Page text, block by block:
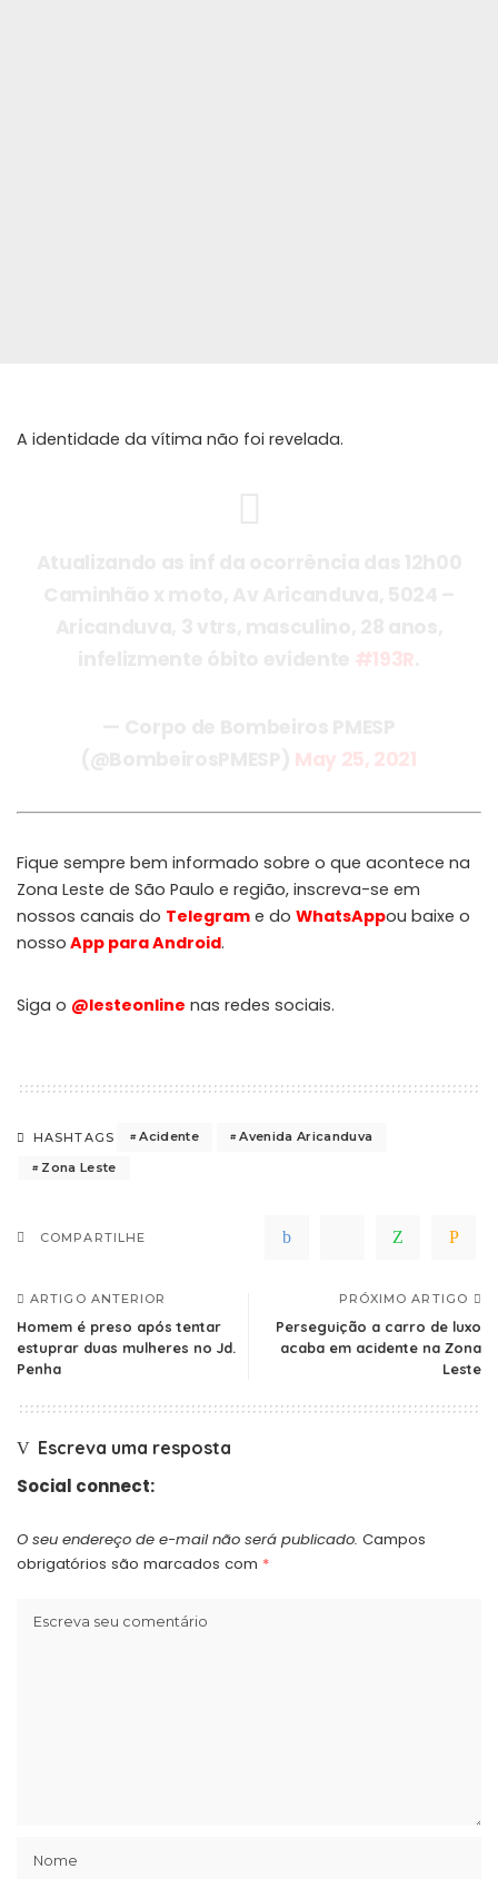
A identidade da vítima não foi revelada.
#193R
May 25, 2021
Fique sempre bem informado sobre o que acontece na
Zona Leste de São Paulo e região, inscreva-se em
nossos canais do Telegram e do WhatsAppou baixe o
nosso App para Android.
Siga o @lesteonline nas redes sociais.
HASHTAGS Acidente
Avenida Aricanduva
Zona Leste
COMPARTILHE
ARTIGO ANTERIOR
Homem é preso após tentar
estuprar duas mulheres no Jd.
Penha
PRÓXIMO ARTIGO
Perseguição a carro de luxo
acaba em acidente na Zona
Leste
Escreva uma resposta
Social connect:
O seu endereço de e-mail não será publicado. Campos
obrigatórios são marcados com *